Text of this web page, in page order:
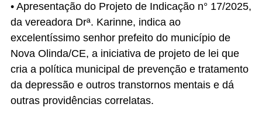
• Apresentação do Projeto de Indicação n° 17/2025,
da vereadora Drª. Karinne, indica ao
excelentíssimo senhor prefeito do município de
Nova Olinda/CE, a iniciativa de projeto de lei que
cria a política municipal de prevenção e tratamento
da depressão e outros transtornos mentais e dá
outras providências correlatas.